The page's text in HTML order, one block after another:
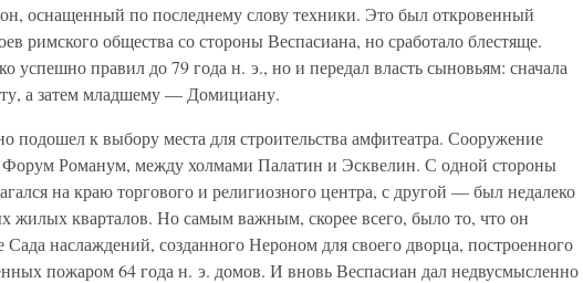
оснащенный по последнему слову техники. Это был откровенный
римского общества со стороны Веспасиана, но сработало блестяще.
успешно правил до 79 года н. э., но и передал власть сыновьям: сначала
а затем младшему — Домициану.
подошел к выбору места для строительства амфитеатра. Сооружение
Форум Романум, между холмами Палатин и Эсквелин. С одной стороны
на краю торгового и религиозного центра, с другой — был недалеко
жилых кварталов. Но самым важным, скорее всего, было то, что он
Сада наслаждений, созданного Нероном для своего дворца, построенного
пожаром 64 года н. э. домов. И вновь Веспасиан дал недвусмысленно